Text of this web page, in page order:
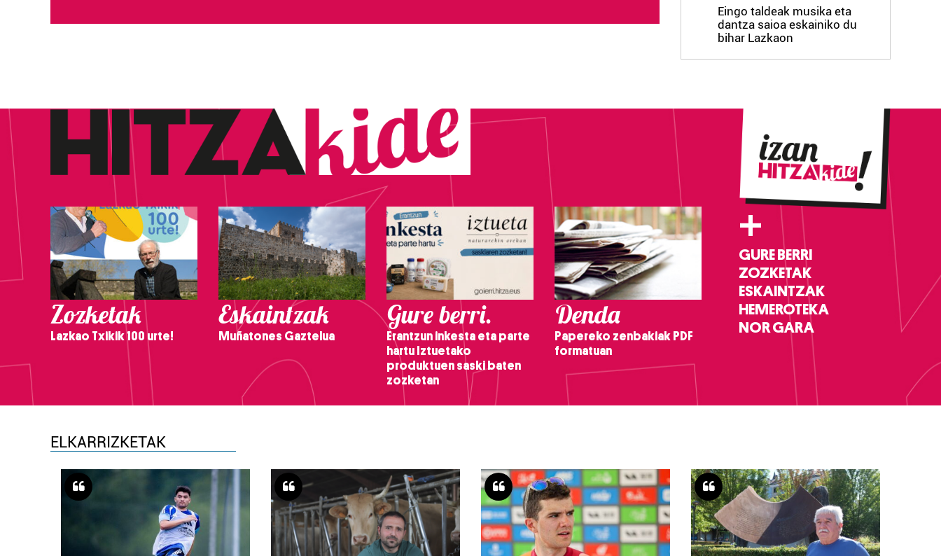
Eingo taldeak musika eta
dantza saioa eskainiko du
bihar Lazkaon
Zozketak
Lazkao Txikik 100 urte!
Eskaintzak
Muñatones Gaztelua
Gure berri.
Erantzun inkesta eta parte
hartu Iztuetako
produktuen saski baten
zozketan
Denda
Papereko zenbakiak PDF
formatuan
+
GURE BERRI
ZOZKETAK
ESKAINTZAK
HEMEROTEKA
NOR GARA
ELKARRIZKETAK